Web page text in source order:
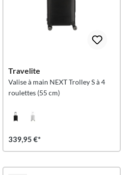
Travelite
Valise à main NEXT Trolley S à 4
roulettes (55 cm)
339,95 €*